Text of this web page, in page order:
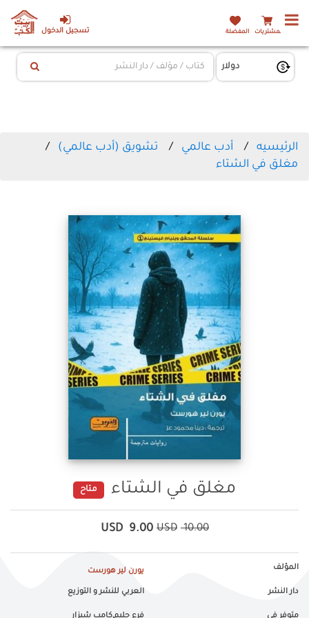
تسجيل الدخول المشتريات المفضلة
الرئيسيه أدب عالمي
تشويق (أدب عالمي)
مغلق في الشتاء
مغلق في الشتاء متاح
10.00
USD
9.00
USD
المؤلف يورن لير هورست
دار النشر العربي للنشر و التوزيع
متوفر في فرع جليم,كامب شيزار